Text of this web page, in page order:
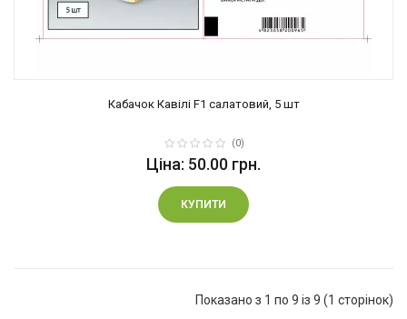
Кабачок Кавілі F1 салатовий, 5 шт
(0)
Ціна: 50.00 грн.
КУПИТИ
Показано з 1 по 9 із 9 (1 сторінок)